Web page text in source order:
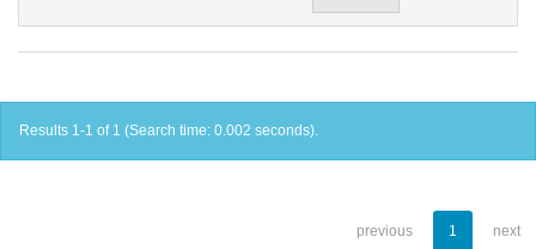
Results 1-1 of 1 (Search time: 0.002 seconds).
previous 1 next